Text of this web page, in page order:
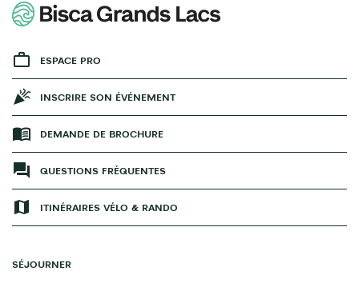
ESPACE PRO
INSCRIRE SON ÉVÉNEMENT
DEMANDE DE BROCHURE
QUESTIONS FRÉQUENTES
ITINÉRAIRES VÉLO & RANDO
SÉJOURNER